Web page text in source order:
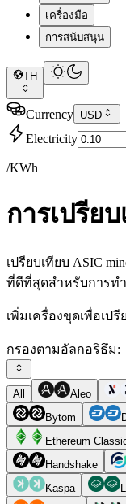
เครื่องมือ
การสนับสนุน
TH
Currency USD
Electricity
/KWh
การเปรีย
เปรียบเทียบ ASIC
ที่ดีที่สุดสำหรับการท
เพิ่มเครื่องขุดเพื่อเป
กรองตามอัลกอริธึม:
All Aleo
Bytom
Ethereum
Handshake
Kaspa